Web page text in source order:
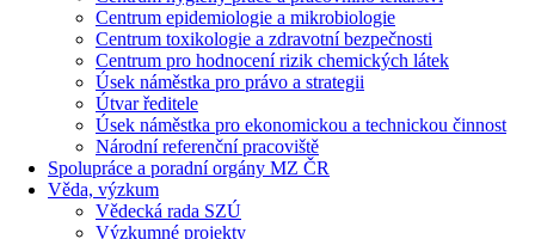
Centrum epidemiologie a mikrobiologie
Centrum toxikologie a zdravotní bezpečnosti
Centrum pro hodnocení rizik chemických látek
Úsek náměstka pro právo a strategii
Útvar ředitele
Úsek náměstka pro ekonomickou a technickou činnost
Národní referenční pracoviště
Spolupráce a poradní orgány MZ ČR
Věda, výzkum
Vědecká rada SZÚ
Výzkumné projekty